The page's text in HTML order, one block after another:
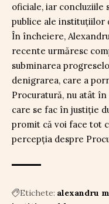
oficiale, iar concluziile
publice ale instituțiilor
În încheiere,
recente urmăresc
subminarea
denigrarea, care a
Procuratură, nu atât
care se fac în justiție
promit că voi face tot
percepția despre
Etichete: alexandru